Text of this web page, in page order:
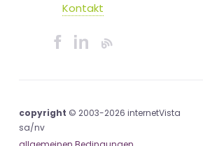
Kontakt
copyright © 2003-2026 internetVista
sa/nv